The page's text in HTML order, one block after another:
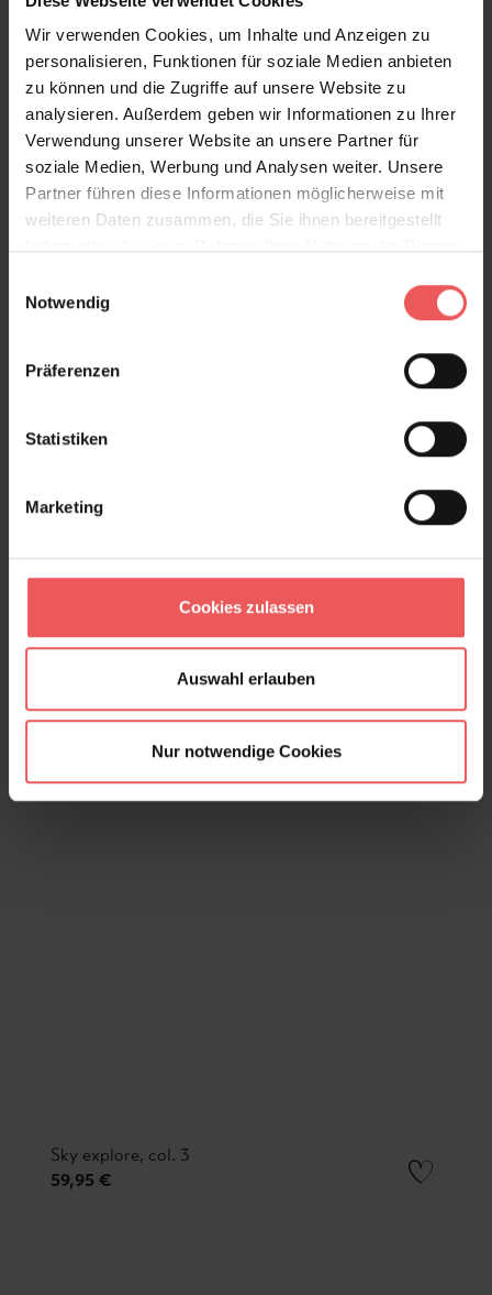
Wir verwenden Cookies, um Inhalte und Anzeigen zu
personalisieren, Funktionen für soziale Medien anbieten
zu können und die Zugriffe auf unsere Website zu
analysieren. Außerdem geben wir Informationen zu Ihrer
Verwendung unserer Website an unsere Partner für
soziale Medien, Werbung und Analysen weiter. Unsere
Partner führen diese Informationen möglicherweise mit
weiteren Daten zusammen, die Sie ihnen bereitgestellt
Notwendig
Präferenzen
Statistiken
Marketing
Cookies zulassen
Auswahl erlauben
Nur notwendige Cookies
Sky explore, col. 01
59,95 €
Sky explore, col. 3
59,95 €